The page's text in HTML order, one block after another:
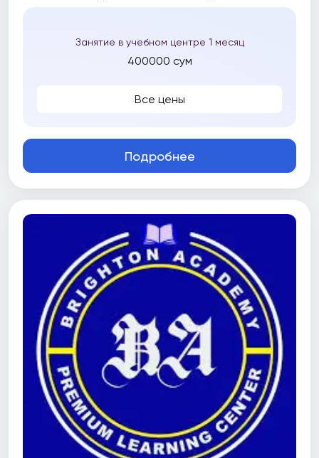
Занятие в учебном центре 1 месяц
400000 сум
Все цены
Подробнее